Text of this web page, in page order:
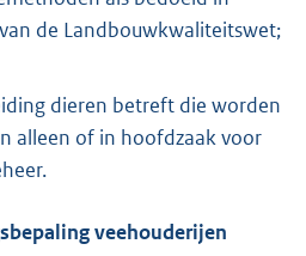
de Landbouwkwaliteitswet;
dieren betreft die worden
alleen of in hoofdzaak voor
veehouderijen